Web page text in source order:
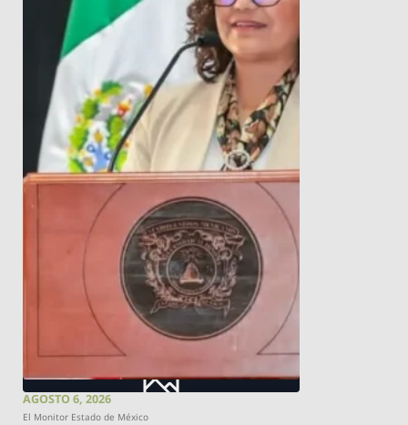
AGOSTO 6, 2026
El Monitor Estado de México